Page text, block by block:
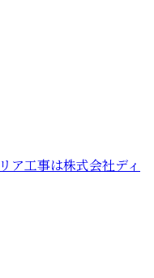
ア工事は株式会社ディ